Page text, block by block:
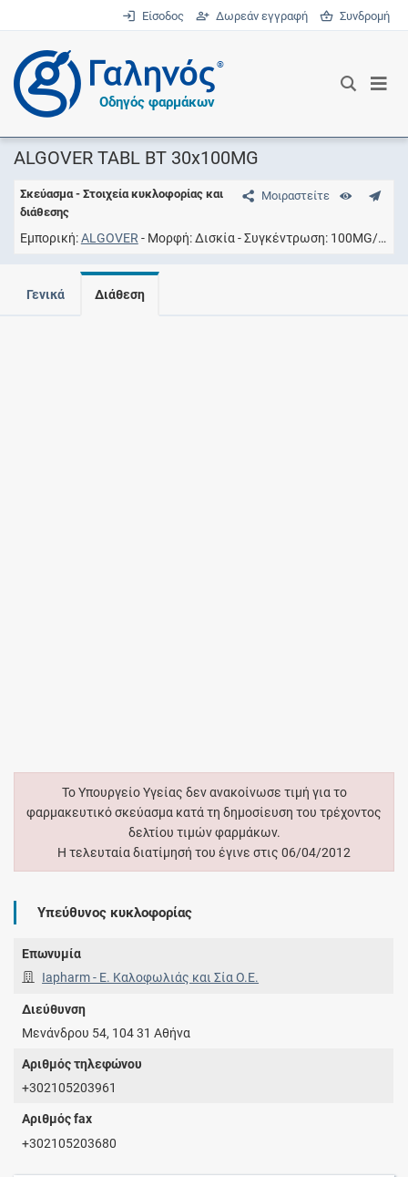
Είσοδος Δωρεάν εγγραφή Συνδρομή
®
Οδηγός φαρμάκων
ALGOVER TABL BT 30x100MG
Μοιραστείτε
Σκεύασμα - Στοιχεία κυκλοφορίας και
διάθεσης
Εμπορική ALGOVER Μορφή Δισκία Συγκέντρωση 100MG/TAB
Γενικά Διάθεση
Το Υπουργείο Υγείας δεν ανακοίνωσε τιμή για το
φαρμακευτικό σκεύασμα κατά τη δημοσίευση του τρέχοντος
δελτίου τιμών φαρμάκων.
Η τελευταία διατίμησή του έγινε στις 06/04/2012
Υπεύθυνος κυκλοφορίας
Επωνυμία
Iapharm - Ε. Καλοφωλιάς και Σία Ο.E.
Διεύθυνση
Μενάνδρου 54, 104 31 Αθήνα
Αριθμός τηλεφώνου
+302105203961
Αριθμός fax
+302105203680